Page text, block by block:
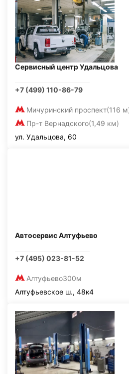
Сервисный центр Удальцова
+7 (499) 110-86-79
Мичуринский проспект(116
Пр-т Вернадского(1,49 км)
ул. Удальцова, 60
Автосервис Алтуфьево
+7 (495) 023-81-52
Алтуфьево300м
Алтуфьевское ш., 48к4